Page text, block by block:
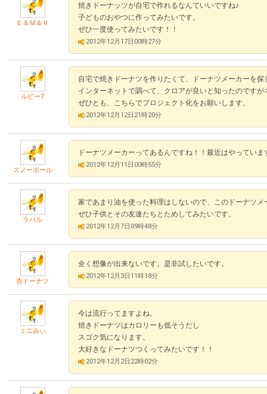
Ｅ＆Ｍ＆Ｒ
焼きドーナッツが自宅で作れるなんていいですね♪
子どものおやつに作ってみたいです。
ぜひ一度使ってみたいです！！
2012年12月17日00時27分
ルビー7
自宅で焼きドーナツを作りたくて、ドーナツメーカーを
インターネットで調べて、クロアが良いと知ったのです
ぜひとも、こちらでプロジェクト化をお願いします。
2012年12月12日21時20分
スノーボール
ドーナツメーカーってあるんですね！！最近はやってい
2012年12月11日00時55分
ラバル
家であまり油を使った料理はしないので、このドーナツ
ぜひ子供とその友達たちとためしてみたいです。
2012年12月7日09時48分
杏ドーナツ
全く想像が出来ないです。是非試したいです。
2012年12月3日11時18分
ミニみぃ
今は流行ってますよね。
焼きドーナツはカロリーも低そうだし
スゴク気になります。
大好きなドーナツつくってみたいです！！
2012年12月2日22時02分